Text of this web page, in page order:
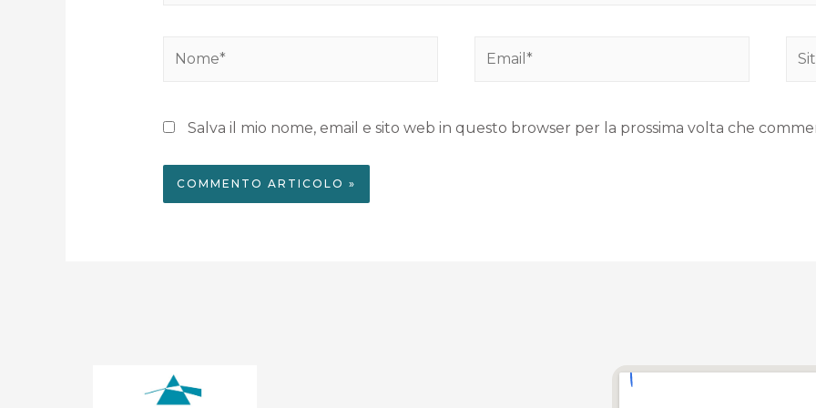
Salva il mio nome, email e sito web in questo browser per la prossima volta che